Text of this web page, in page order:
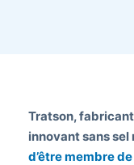
Tratson,
innovant sans
d’être membre